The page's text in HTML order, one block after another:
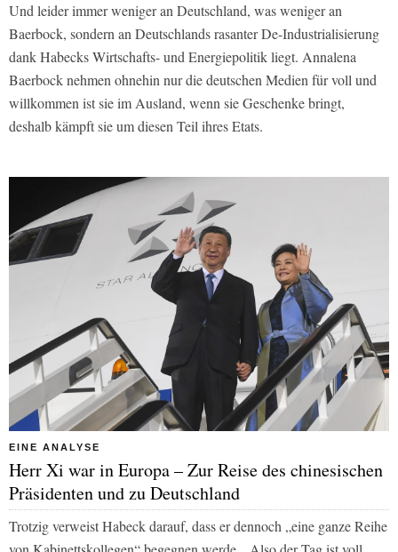
Und leider immer weniger an Deutschland, was weniger an
Baerbock, sondern an Deutschlands rasanter De-Industrialisierung
dank Habecks Wirtschafts- und Energiepolitik liegt. Annalena
Baerbock nehmen ohnehin nur die deutschen Medien für voll und
willkommen ist sie im Ausland, wenn sie Geschenke bringt,
deshalb kämpft sie um diesen Teil ihres Etats.
EINE ANALYSE
Herr Xi war in Europa – Zur Reise des chinesischen
Präsidenten und zu Deutschland
Trotzig verweist Habeck darauf, dass er dennoch „eine ganze Reihe